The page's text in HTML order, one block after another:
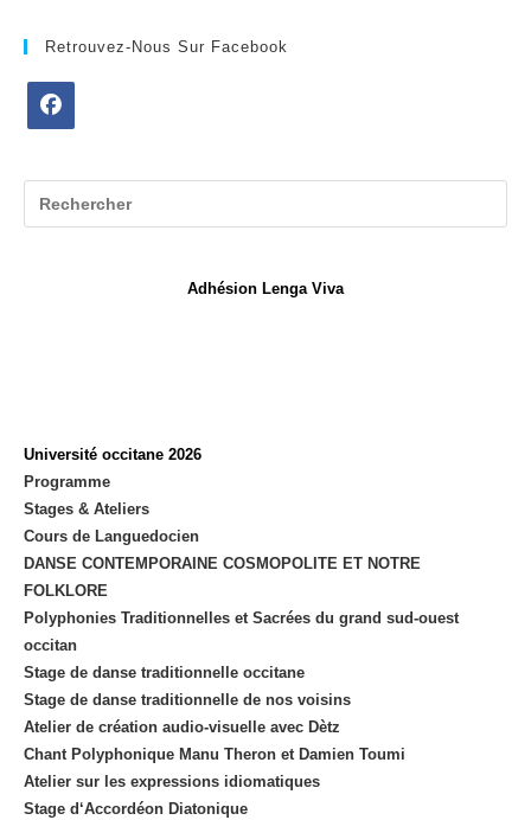
Retrouvez-Nous Sur Facebook
un
nouvel
Adhésion Lenga Viva
Université occitane 2026
Programme
Stages & Ateliers
Cours de Languedocien
DANSE CONTEMPORAINE COSMOPOLITE ET NOTRE
FOLKLORE
Polyphonies Traditionnelles et Sacrées du grand sud-ouest
occitan
Stage de danse traditionnelle occitane
Stage de danse traditionnelle de nos voisins
Atelier de création audio-visuelle avec Dètz
Chant Polyphonique Manu Theron et Damien Toumi
Atelier sur les expressions idiomatiques
Stage d‘Accordéon Diatonique